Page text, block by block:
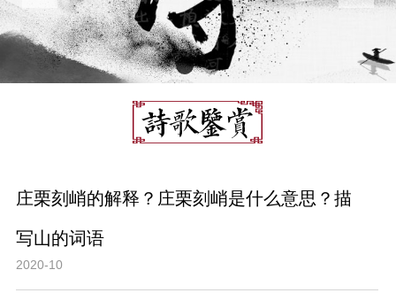
庄栗刻峭的解释？庄栗刻峭是什么意思？描
写山的词语
2020-10